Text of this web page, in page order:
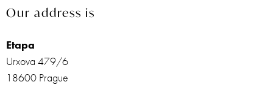
Our address is
Etapa
Urxova 479/6
18600 Prague